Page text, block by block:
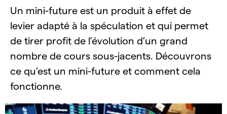
Un mini-future est un produit à effet de
levier adapté à la spéculation et qui permet
de tirer profit de l’évolution d’un grand
nombre de cours sous-jacents. Découvrons
ce qu’est un mini-future et comment cela
fonctionne.